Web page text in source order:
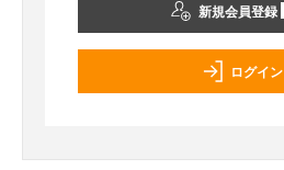
新規会員登録
ログイン